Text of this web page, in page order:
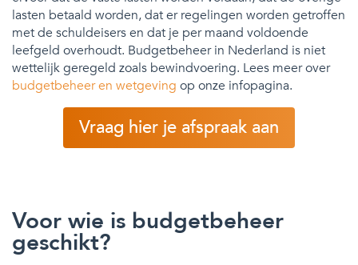
lasten betaald worden, dat er regelingen worden getroffen
met de schuldeisers en dat je per maand voldoende
leefgeld overhoudt. Budgetbeheer in Nederland is niet
wettelijk geregeld zoals bewindvoering. Lees meer over
budgetbeheer en wetgeving op onze infopagina.
Vraag hier je afspraak aan
Voor wie is budgetbeheer
geschikt?